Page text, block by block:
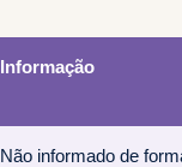
Informação
Não informado de